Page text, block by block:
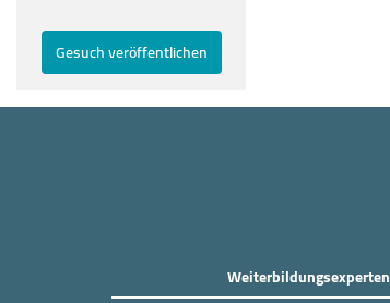
Gesuch veröffentlichen
Weiterbildungsexperten